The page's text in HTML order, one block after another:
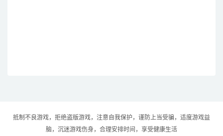
抵制不良游戏，拒绝盗版游戏，注意自我保护，谨防上当受骗，适度游戏益
脑，沉迷游戏伤身，合理安排时间，享受健康生活